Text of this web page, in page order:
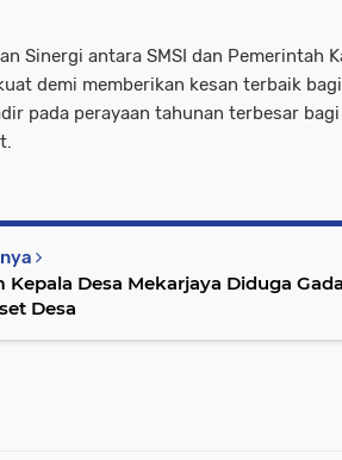
Sinergi antara SMSI dan Pemerintah
demi memberikan kesan terbaik
pada perayaan tahunan terbesar
Kepala Desa Mekarjaya Diduga
Desa